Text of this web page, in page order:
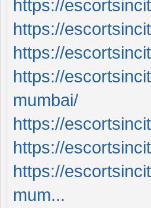
https://
https://
https://
https://
mumbai/
https://
https://
https://
mum...